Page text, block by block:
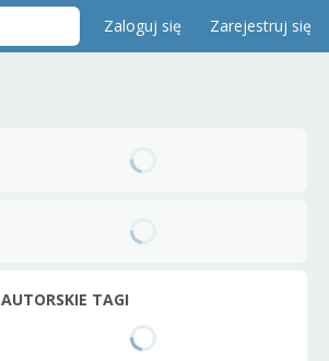
Zaloguj się Zarejestruj się
AUTORSKIE TAGI